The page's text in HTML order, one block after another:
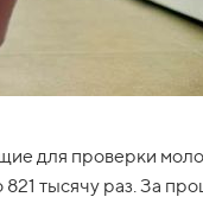
для проверки
тысячу раз. За